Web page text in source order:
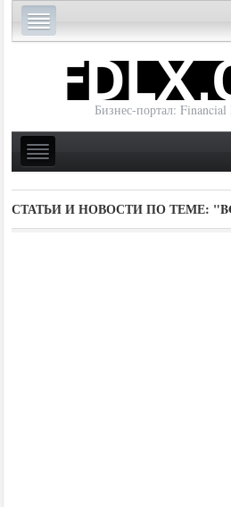
Бизнес-портал:
СТАТЬИ И НОВОСТИ ПО ТЕМЕ: